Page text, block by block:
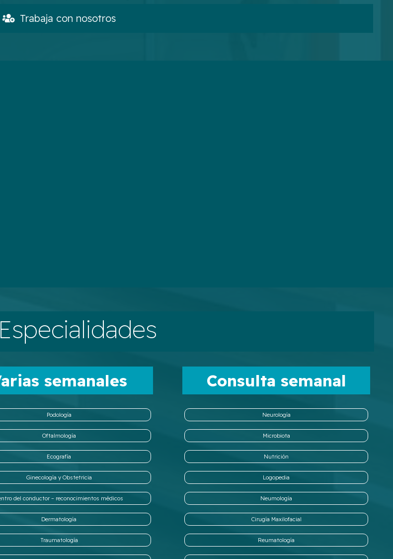
Trabaja con nosotros
Especialidades
semanales
Podología
Oftalmología
Ecografía
Ginecología y Obstetricia
del conductor – reconocimientos médicos
Dermatología
Traumatología
Consulta semanal
Neurología
Microbiota
Nutrición
Logopedia
Neumología
Cirugía Maxilofacial
Reumatología